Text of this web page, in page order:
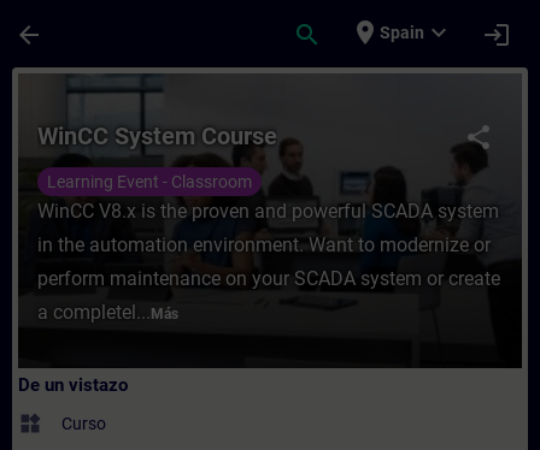
arrow_back search place Spain expand_more login
Curso - WinCC System Course -
share
WinCC System Course
Learning Event - Classroom
WinCC V8.x is the proven and powerful SCADA system
in the automation environment. Want to modernize or
perform maintenance on your SCADA system or create
a completel... Más
De un vistazo
widgets Curso